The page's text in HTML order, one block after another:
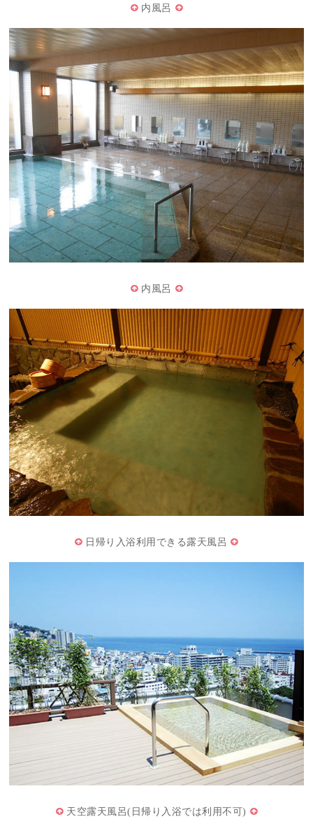
内風呂
内風呂
日帰り入浴利用できる露天風呂
天空露天風呂(日帰り入浴では利用不可)